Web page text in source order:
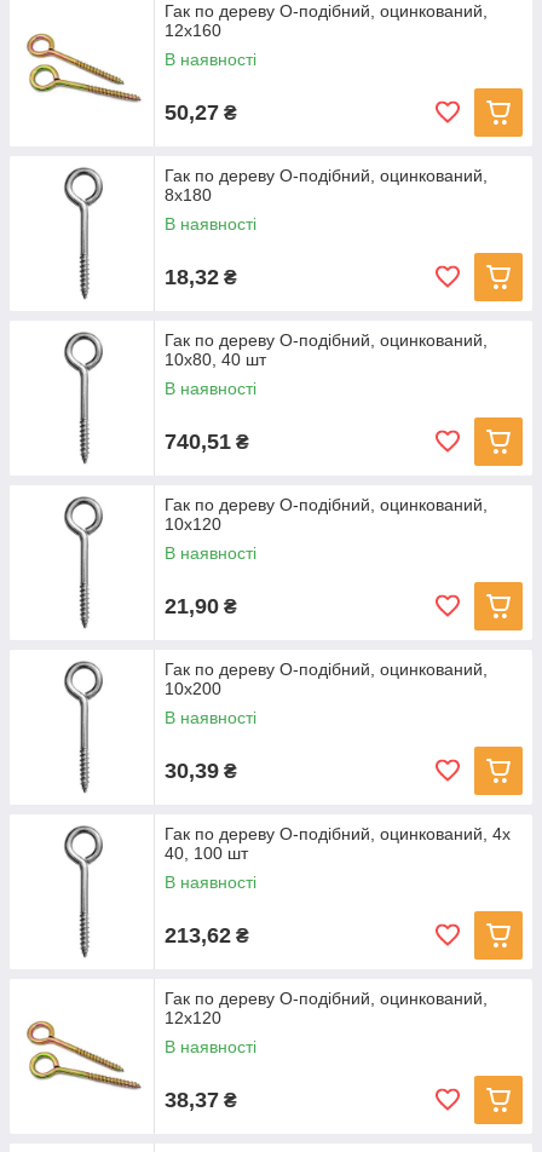
Гак по дереву О-подібний, оцинкований,
12x160
В наявності
50,27 ₴
Гак по дереву О-подібний, оцинкований,
8x180
В наявності
18,32 ₴
Гак по дереву О-подібний, оцинкований,
10x80, 40 шт
В наявності
740,51 ₴
Гак по дереву О-подібний, оцинкований,
10x120
В наявності
21,90 ₴
Гак по дереву О-подібний, оцинкований,
10x200
В наявності
30,39 ₴
Гак по дереву О-подібний, оцинкований, 4x
40, 100 шт
В наявності
213,62 ₴
Гак по дереву О-подібний, оцинкований,
12x120
В наявності
38,37 ₴